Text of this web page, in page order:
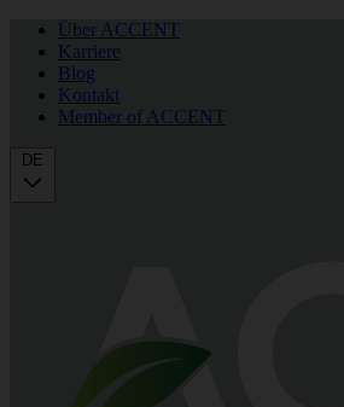
Über ACCENT
Karriere
Blog
Kontakt
Member of ACCENT
DE